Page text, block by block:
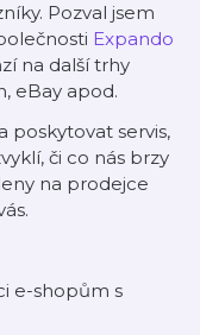
Pozval jsem
Expando
na další trhy
eBay apod.
poskytovat servis,
či co nás brzy
na prodejce
e-shopům s